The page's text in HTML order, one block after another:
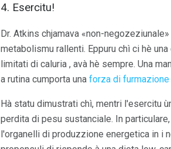
4. Esercitu!
Dr. Atkins chjamava «non-
metabolismu rallenti. Eppuru chì ci hè
limitati di caluria , avà hè sempre. Una
a rutina cumporta una forza di furmazione
Hà statu dimustrati chì, mentri l'esercitu
perdita di pesu sustanciale. In
l'organelli di produzzione energetica in i